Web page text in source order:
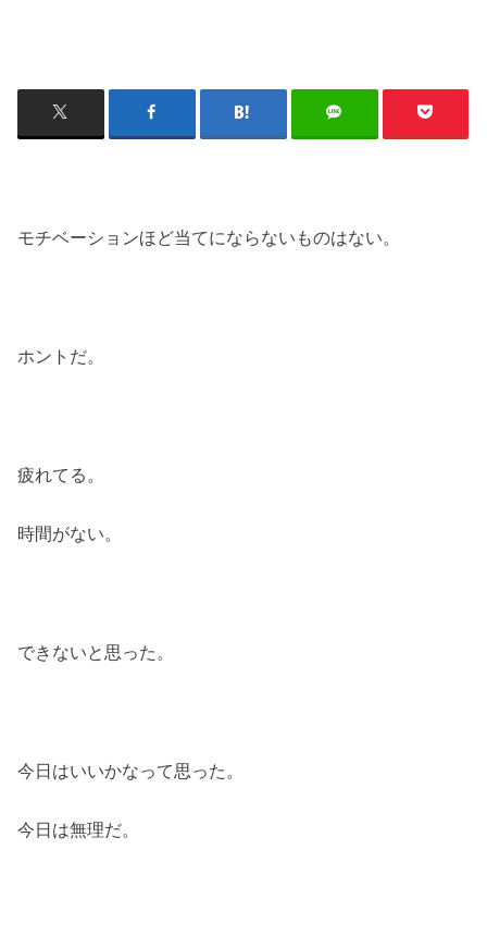
モチベーションほど当てにならないものはない。
ホントだ。
疲れてる。
時間がない。
できないと思った。
今日はいいかなって思った。
今日は無理だ。